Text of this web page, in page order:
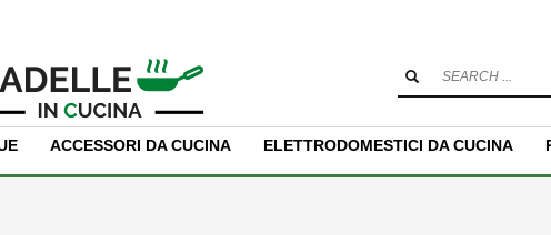
ACCESSORI DA CUCINA ELETTRODOMESTICI DA CUCINA